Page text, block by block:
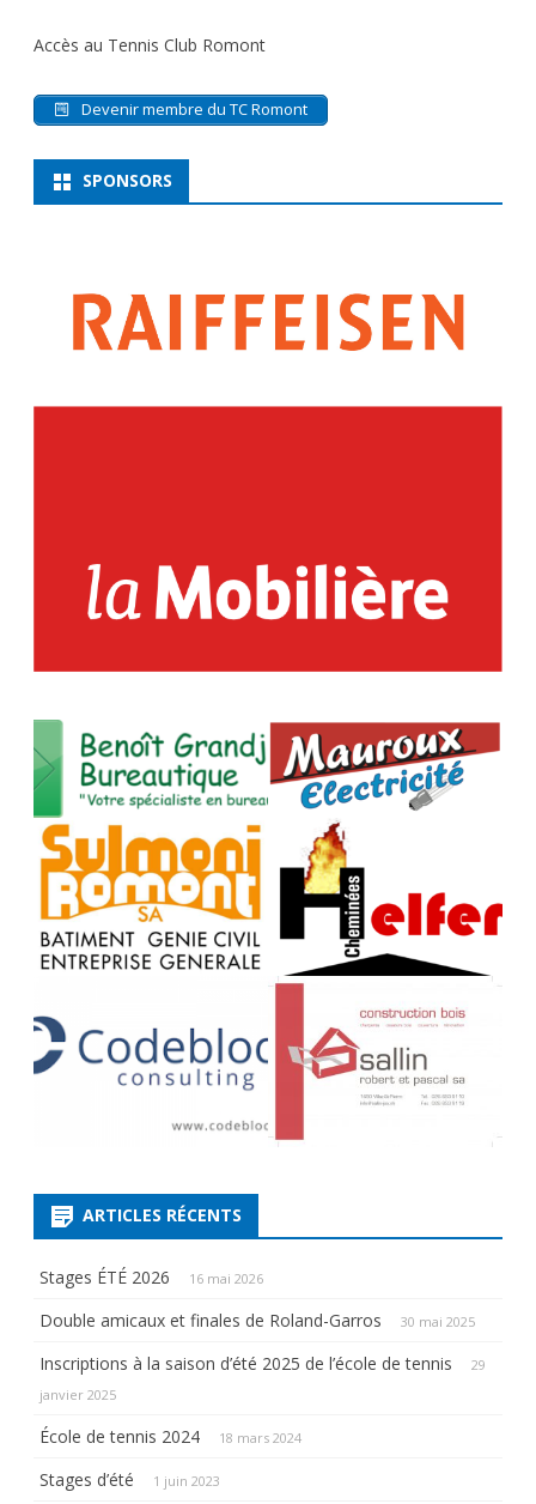
Accès au Tennis Club Romont
Devenir membre du TC Romont
SPONSORS
ARTICLES RÉCENTS
Stages ÉTÉ 2026 16 mai 2026
Double amicaux et finales de Roland-Garros 30 mai 2025
Inscriptions à la saison d’été 2025 de l’école de tennis
29
janvier 2025
École de tennis 2024 18 mars 2024
Stages d’été 1 juin 2023